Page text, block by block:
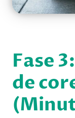
Fase
de